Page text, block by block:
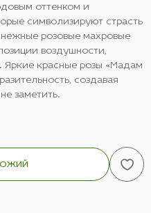
оттенком и
символизируют страсть
розовые махровые
воздушности,
Яркие красные розы «Мадам
создавая
заметить.